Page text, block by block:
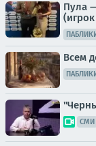
Пула
Всем
СМИ